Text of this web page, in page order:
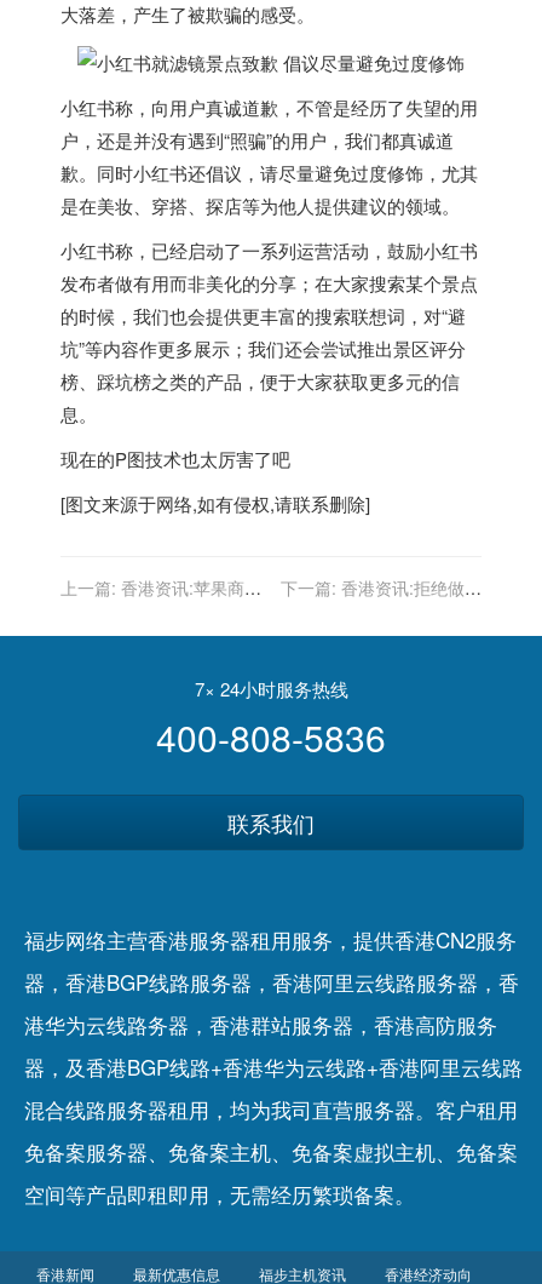
大落差，产生了被欺骗的感受。
小红书称，向用户真诚道歉，不管是经历了失望的用
户，还是并没有遇到“照骗”的用户，我们都真诚道
歉。同时小红书还倡议，请尽量避免过度修饰，尤其
是在美妆、穿搭、探店等为他人提供建议的领域。
小红书称，已经启动了一系列运营活动，鼓励小红书
发布者做有用而非美化的分享；在大家搜索某个景点
的时候，我们也会提供更丰富的搜索联想词，对“避
坑”等内容作更多展示；我们还会尝试推出景区评分
榜、踩坑榜之类的产品，便于大家获取更多元的信
息。
现在的P图技术也太厉害了吧
[图文来源于网络,如有侵权,请联系删除]
上一篇: 香港资讯:苹果商店
或外汇汇率影响
下一篇: 香港资讯:拒绝做标
软文标题
7× 24小时服务热线
400-808-5836
联系我们
福步网络主营香港服务器租用服务，提供香港CN2服务
器，香港BGP线路服务器，香港阿里云线路服务器，香
港华为云线路务器，香港群站服务器，香港高防服务
器，及香港BGP线路+香港华为云线路+香港阿里云线路
混合线路服务器租用，均为我司直营服务器。客户租用
免备案服务器、 免备案主机、 免备案虚拟主机、 免备案
空间等产品即租即用，无需经历繁琐备案。
香港新闻 最新优惠信息 福步主机资讯 香港经济动向